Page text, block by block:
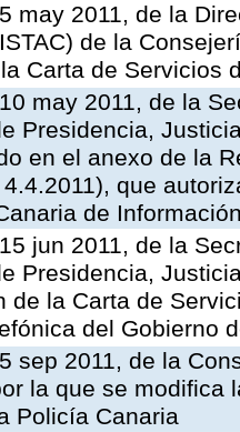
may 2011, de la
de la
Carta de Servicios
may 2011, de la
Presidencia,
en el anexo de la
que
de
jun 2011, de la
Presidencia,
de la Carta de
del Gobierno
sep 2011, de la
la que se modifica
Policía Canaria